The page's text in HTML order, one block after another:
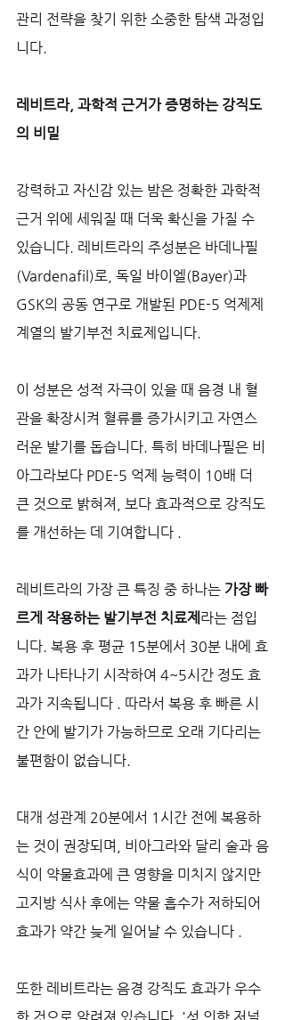
관리 전략을 찾기 위한 소중한 탐색 과정입
니다.
레비트라, 과학적 근거가 증명하는 강직도
의 비밀
강력하고 자신감 있는 밤은 정확한 과학적
근거 위에 세워질 때 더욱 확신을 가질 수
있습니다. 레비트라의 주성분은 바데나필
(Vardenafil)로, 독일 바이엘(Bayer)과
GSK의 공동 연구로 개발된 PDE-5 억제제
계열의 발기부전 치료제입니다.
이 성분은 성적 자극이 있을 때 음경 내 혈
관을 확장시켜 혈류를 증가시키고 자연스
러운 발기를 돕습니다. 특히 바데나필은 비
아그라보다 PDE-5 억제 능력이 10배 더
큰 것으로 밝혀져, 보다 효과적으로 강직도
를 개선하는 데 기여합니다 .
레비트라의 가장 큰 특징 중 하나는 가장 빠
르게 작용하는 발기부전 치료제 라는 점입
니다. 복용 후 평균 15분에서 30분 내에 효
과가 나타나기 시작하여 4~5시간 정도 효
과가 지속됩니다 . 따라서 복용 후 빠른 시
간 안에 발기가 가능하므로 오래 기다리는
불편함이 없습니다.
대개 성관계 20분에서 1시간 전에 복용하
는 것이 권장되며, 비아그라와 달리 술과 음
식이 약물효과에 큰 영향을 미치지 않지만
고지방 식사 후에는 약물 흡수가 저하되어
효과가 약간 늦게 일어날 수 있습니다 .
또한 레비트라는 음경 강직도 효과가 우수